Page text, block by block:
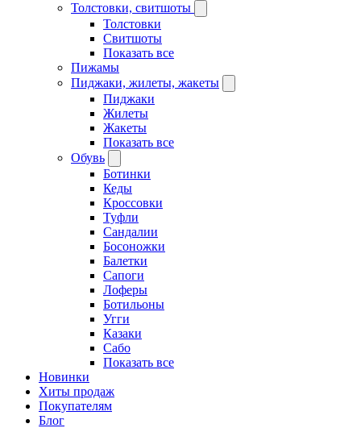
Толстовки, свитшоты
Толстовки
Свитшоты
Показать все
Пижамы
Пиджаки, жилеты, жакеты
Пиджаки
Жилеты
Жакеты
Показать все
Обувь
Ботинки
Кеды
Кроссовки
Туфли
Сандалии
Босоножки
Балетки
Сапоги
Лоферы
Ботильоны
Угги
Казаки
Сабо
Показать все
Новинки
Хиты продаж
Покупателям
Блог